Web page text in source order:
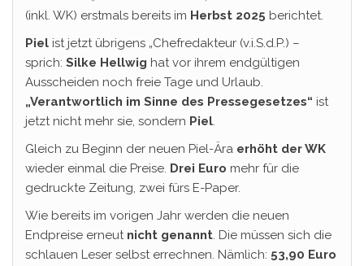
(inkl. WK) erstmals bereits im Herbst 2025 berichtet.
Piel ist jetzt übrigens „Chefredakteur (v.i.S.d.P.) –
sprich: Silke Hellwig hat vor ihrem endgültigen
Ausscheiden noch freie Tage und Urlaub.
„Verantwortlich im Sinne des Pressegesetzes“ ist
jetzt nicht mehr sie, sondern Piel.
Gleich zu Beginn der neuen Piel-Ära erhöht der WK
wieder einmal die Preise. Drei Euro mehr für die
gedruckte Zeitung, zwei fürs E-Paper.
Wie bereits im vorigen Jahr werden die neuen
Endpreise erneut nicht genannt. Die müssen sich die
schlauen Leser selbst errechnen. Nämlich: 53,90 Euro